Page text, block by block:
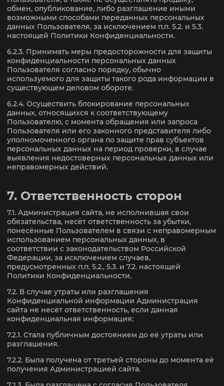
обмен, опубликование, либо разглашение иными
возможными способами переданных персональных
данных Пользователя, за исключением п.п. 5.2. и 5.3.
настоящей Политики Конфиденциальности.
6.2.3. Принимать меры предосторожности для защиты
конфиденциальности персональных данных
Пользователя согласно порядку, обычно
используемого для защиты такого рода информации в
существующем деловом обороте.
6.2.4. Осуществить блокирование персональных
данных, относящихся к соответствующему
Пользователю, с момента обращения или запроса
Пользователя или его законного представителя либо
уполномоченного органа по защите прав субъектов
персональных данных на период проверки, в случае
выявления недостоверных персональных данных или
неправомерных действий.
7. Ответственность сторон
7.1. Администрация сайта, не исполнившая свои
обязательства, несёт ответственность за убытки,
понесённые Пользователем в связи с неправомерным
использованием персональных данных, в
соответствии с законодательством Российской
Федерации, за исключением случаев,
предусмотренных п.п. 5.2., 5.3. и 7.2. настоящей
Политики Конфиденциальности.
7.2. В случае утраты или разглашения
Конфиденциальной информации Администрация
сайта не несёт ответственность, если данная
конфиденциальная информация:
7.2.1. Стала публичным достоянием до её утраты или
разглашения.
7.2.2. Была получена от третьей стороны до момента её
получения Администрацией сайта.